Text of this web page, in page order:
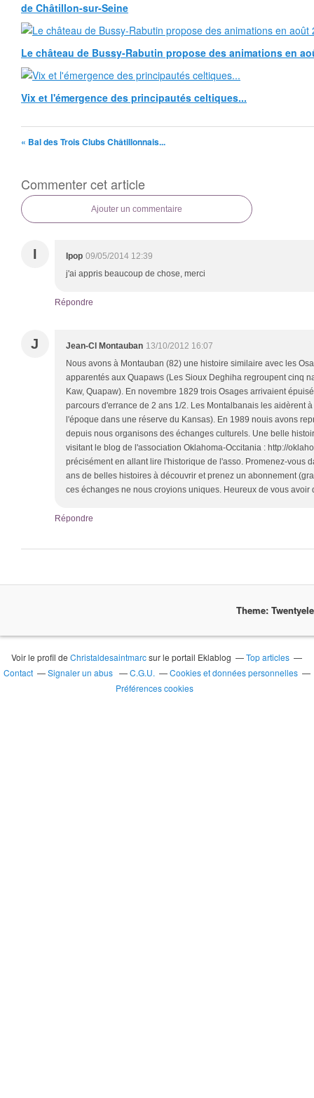
de Châtillon-sur-Seine
Le château de Bussy-Rabutin propose des animations en
Vix et l'émergence des principautés celtiques...
« Bal des Trois Clubs Châtillonnais...
Commenter cet article
Ajouter un commentaire
I Ipop 09/05/2014 12:39
j'ai appris beaucoup de chose, merci
Répondre
J Jean-Cl Montauban 13/10/2012 16:07
Nous avons à Montauban (82) une histoire similaire avec les
apparentés aux Quapaws (Les Sioux Deghiha regroupent cinq
Kaw, Quapaw). En novembre 1829 trois Osages arrivaient
parcours d'errance de 2 ans 1/2. Les Montalbanais les aidèrent
l'époque dans une réserve du Kansas). En 1989 nouis avons
depuis nous organisons des échanges culturels. Une belle
visitant le blog de l'association Oklahoma-Occitania : http://
précisément en allant lire l'historique de l'asso. Promenez-vous
ans de belles histoires à découvrir et prenez un abonnement
ces échanges ne nous croyions uniques. Heureux de vous avoir
Répondre
Theme:
Voir le profil deChristaldesaintmarcsur le portail Eklablog
Top articles
Contact
Signaler un abus C.G.U.
Cookies et données personnelles
Préférences cookies